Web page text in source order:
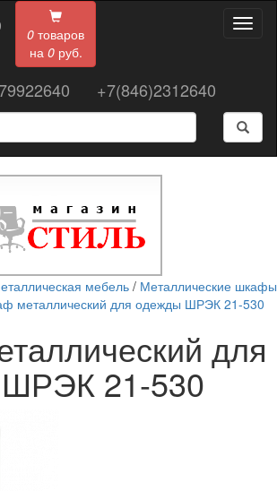
0 товаров
на 0руб.
+7(846)2312640
мебель / Металлические шкафы
металлический для одежды ШРЭК 21-530
для
21-530